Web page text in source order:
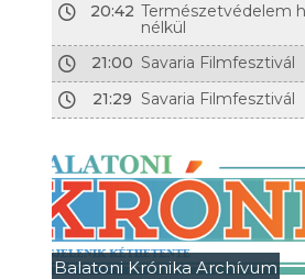
20:42 Természetvédelem
nélkül
21:00 Savaria Filmfesztivál
21:29 Savaria Filmfesztivál
Balatoni Krónika Archívum